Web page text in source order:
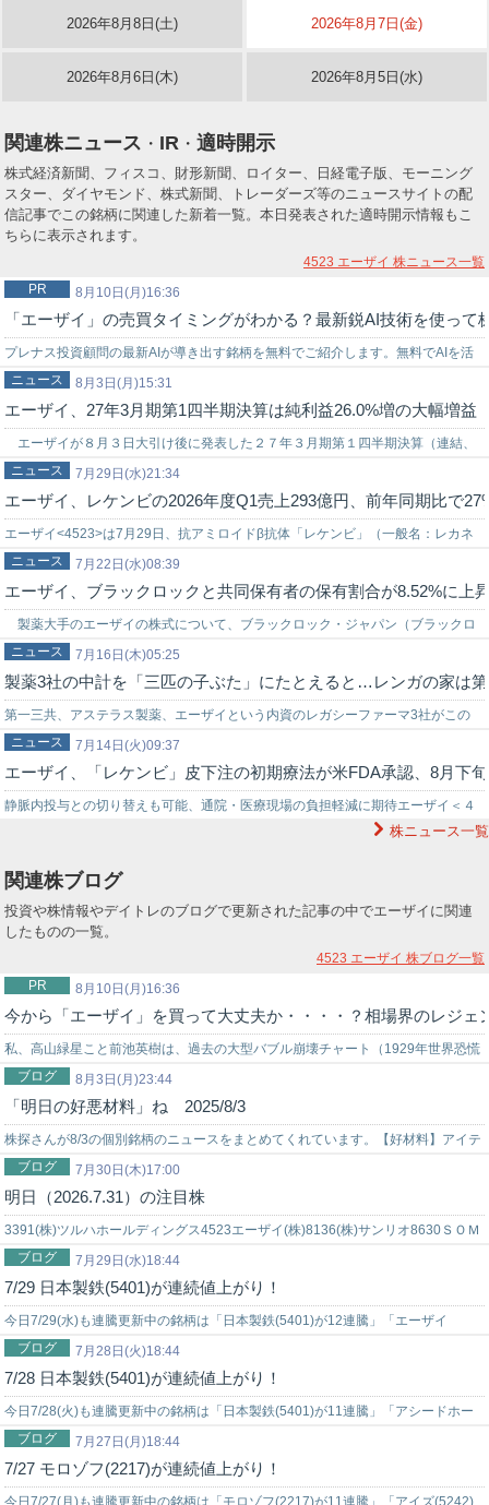
2026年8月8日(土) 2026年8月7日(金)
2026年8月6日(木) 2026年8月5日(水)
関連株ニュース ・ IR ・ 適時開示
株式経済新聞、フィスコ、財形新聞、ロイター、日経電子版、モーニング
スター、ダイヤモンド、株式新聞、トレーダーズ等のニュースサイトの配
信記事でこの銘柄に関連した新着一覧。本日発表された適時開示情報もこ
ちらに表示されます。
4523 エーザイ 株ニュース一覧
8月10日(月)16:36
PR
「エーザイ」の売買タイミングがわかる？最新鋭AI技術を使って
プレナス投資顧問の最新AIが導き出す銘柄を無料でご紹介します。無料でAIを活
用した株式投資を始めてみませんか？上手く使いこなせれば…
8月3日(月)15:31
ニュース
エーザイ、27年3月期第1四半期決算は純利益26.0%増の大幅増益
エーザイが８月３日大引け後に発表した２７年３月期第１四半期決算（連結、
ＩＦＲＳ）は売上収益２３４３億３０００万円（前年同期比１５．６％増）、純
利益…
7月29日(水)21:34
ニュース
エーザイ、レケンビの2026年度Q1売上293億円、前年同期比で
エーザイ<4523>は7月29日、抗アミロイドβ抗体「レケンビ」（一般名：レカネ
マブ）のグローバルでの売上収益（監査前数値）が、2026年度第1四半…
7月22日(水)08:39
ニュース
エーザイ、ブラックロックと共同保有者の保有割合が8.52%に上
製薬大手のエーザイの株式について、ブラックロック・ジャパン（ブラックロ
ック）と共同保有者の保有割合が上昇したことが判明した。 ブラックロック・
ジャ…
7月16日(木)05:25
ニュース
製薬3社の中計を「三匹の子ぶた」にたとえると…レンガの家は
第一三共、アステラス製薬、エーザイという内資のレガシーファーマ3社がこの
度、中期経営計画をそれぞれ発表し、三社三様の方向性を打ち出した。それぞれ
の中…
7月14日(火)09:37
ニュース
エーザイ、「レケンビ」皮下注の初期療法が米FDA承認、8月下
静脈内投与との切り替えも可能、通院・医療現場の負担軽減に期待エーザイ＜４
５２３＞（東証プライム）は７月１４日、バイオジェンと共同開発する抗Ａβ抗体
株ニュース一覧
関連株ブログ
投資や株情報やデイトレのブログで更新された記事の中でエーザイに関連
したものの一覧。
4523 エーザイ 株ブログ一覧
8月10日(月)16:36
PR
今から「エーザイ」を買って大丈夫か・・・・？相場界のレジェ
私、高山緑星こと前池英樹は、過去の大型バブル崩壊チャート（1929年世界恐慌
時のNYダウ暴落チャート…
8月3日(月)23:44
ブログ
「明日の好悪材料」ね 2025/8/3
株探さんが8/3の個別銘柄のニュースをまとめてくれています。【好材料】アイテ
ィメディア＜2148＞[東証Ｐ]4-6月期(1Q)最終は44％増益で着地…
7月30日(木)17:00
ブログ
明日（2026.7.31）の注目株
3391(株)ツルハホールディングス4523エーザイ(株)8136(株)サンリオ8630ＳＯＭ
ＰＯホールディングス(株)
7月29日(水)18:44
ブログ
7/29 日本製鉄(5401)が連続値上がり！
今日7/29(水)も連騰更新中の銘柄は「日本製鉄(5401)が12連騰」「エーザイ
(4523)が9連騰」「学究社(9769)が9連騰」「ケーズホール…
7月28日(火)18:44
ブログ
7/28 日本製鉄(5401)が連続値上がり！
今日7/28(火)も連騰更新中の銘柄は「日本製鉄(5401)が11連騰」「アシードホー
ルディングス(9959)が8連騰」「エーザイ(4523)が8連…
7月27日(月)18:44
ブログ
7/27 モロゾフ(2217)が連続値上がり！
今日7/27(月)も連騰更新中の銘柄は「モロゾフ(2217)が11連騰」「アイズ(5242)